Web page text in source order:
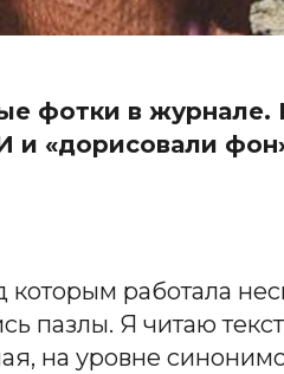
фотки в журнале.
и «дорисовали
которым работала
пазлы. Я читаю
на уровне